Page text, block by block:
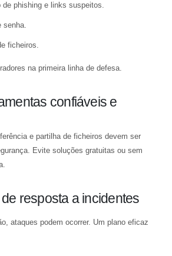
de phishing e links suspeitos.
senha.
ficheiros.
na primeira linha de defesa.
confiáveis e
e partilha de ficheiros devem ser
Evite soluções gratuitas ou sem
resposta a incidentes
ataques podem ocorrer. Um plano eficaz